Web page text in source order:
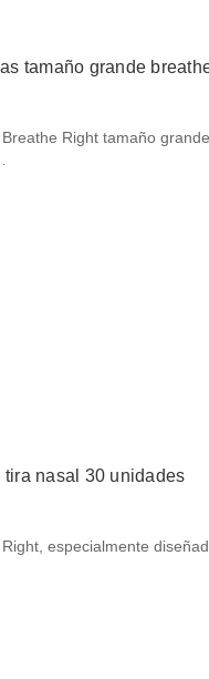
tamaño grande
Right tamaño
nasal 30 unidades
especialmente